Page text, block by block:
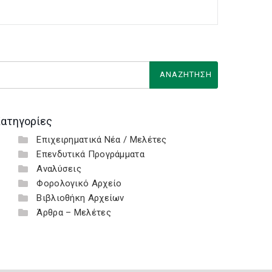
Επιχειρηματικά Νέα / Μελέτες
Επενδυτικά Προγράμματα
Αναλύσεις
Φορολογικό Αρχείο
Βιβλιοθήκη Αρχείων
Άρθρα – Μελέτες